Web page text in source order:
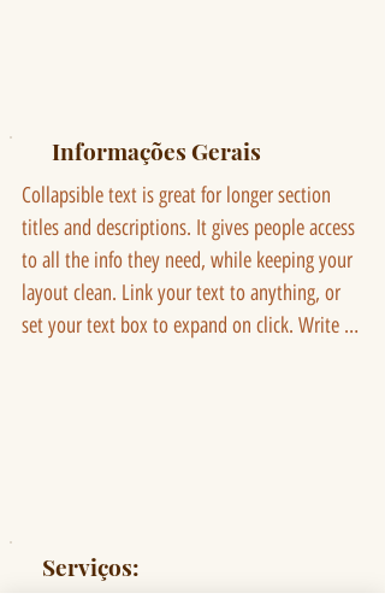
Informações Gerais
Collapsible text is great for longer section
titles and descriptions. It gives people access
to all the info they need, while keeping your
layout clean. Link your text to anything, or
set your text box to expand on click. Write
Serviços: